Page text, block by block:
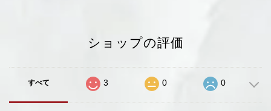
ショップの評価
すべて 3 0 0